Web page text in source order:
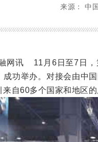
来源： 中
网讯 11月6日至7日
成功举办。对接会由中
来自60多个国家和地区的